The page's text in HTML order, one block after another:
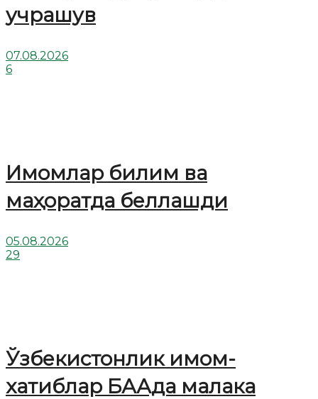
учрашув
07.08.2026
6
Имомлар билим ва
маҳоратда беллашди
05.08.2026
29
Ўзбекистонлик имом-
хатиблар БААда малака